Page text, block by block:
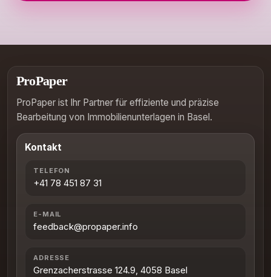
ProPaper
ProPaper ist Ihr Partner für effiziente und präzise
Bearbeitung von Immobilienunterlagen in Basel.
Kontakt
TELEFON
+41 78 451 87 31
E-MAIL
feedback@propaper.info
ADRESSE
Grenzacherstrasse 124.9, 4058 Basel